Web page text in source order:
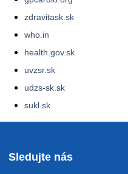
zdravitask.sk
who.in
health.gov.sk
uvzsr.sk
udzs-sk.sk
sukl.sk
Sledujte nás